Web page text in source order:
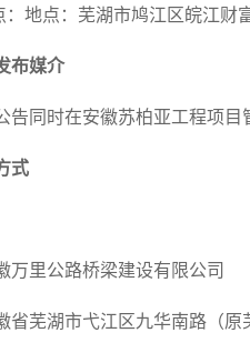
：地点：芜湖市鸠江区皖江财
布媒介
告同时在安徽苏柏亚工程项目
式
徽万里公路桥梁建设有限
省芜湖市弋江区九华南路（原